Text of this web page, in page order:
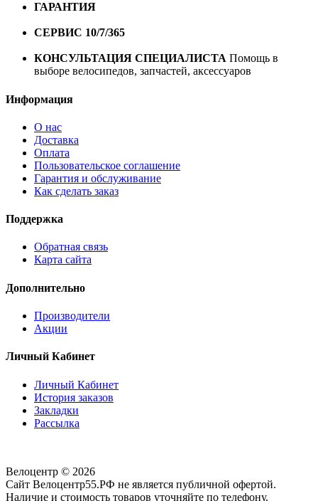
ГАРАНТИЯ
СЕРВИС 10/7/365
КОНСУЛЬТАЦИЯ СПЕЦИАЛИСТА Помощь в
выборе велосипедов, запчастей, аксессуаров
Информация
О нас
Доставка
Оплата
Пользовательское соглашение
Гарантия и обслуживание
Как сделать заказ
Поддержка
Обратная связь
Карта сайта
Дополнительно
Производители
Акции
Личный Кабинет
Личный Кабинет
История заказов
Закладки
Рассылка
Велоцентр © 2026
Сайт Велоцентр55.РФ не является публичной офертой.
Наличие и стоимость товаров уточняйте по телефону.